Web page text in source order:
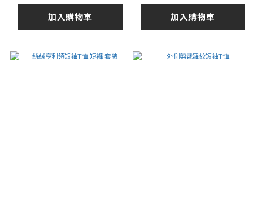
加入購物車 加入購物車